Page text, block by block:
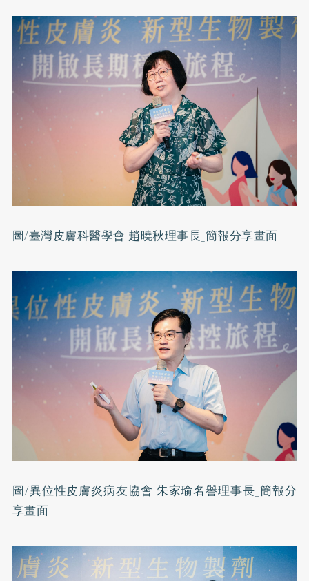
圖/臺灣皮膚科醫學會 趙曉秋理事長_簡報分享畫面
圖/異位性皮膚炎病友協會 朱家瑜名譽理事長_簡報分
享畫面